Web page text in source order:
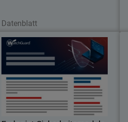
Datenblatt
Endpoint-Sicherheitsmodule
Mit unseren Sicherheitsmodulen
patchen Sie Ihre Systeme, überwachen
Ihre Einblicke in Sicherheitsdaten und
haben die Kontrolle über Ihre
personenbezogenen und sensiblen